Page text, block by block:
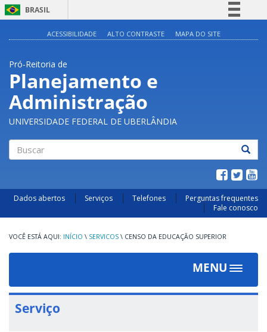
BRASIL
Acesso à informação
ACESSIBILIDADE ALTO CONTRASTE MAPA DO SITE
Pró-Reitoria de
Planejamento e
Administração
UNIVERSIDADE FEDERAL DE UBERLÂNDIA
Dados abertos Serviços Telefones
Perguntas frequentes
Fale conosco
INÍCIO \ SERVICOS \ CENSO DA EDUCAÇÃO SUPERIOR
MENU
Toggle
Serviço